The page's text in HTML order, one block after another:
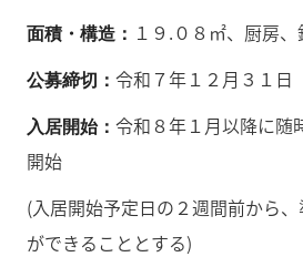
面積・構造： １９.０８㎡、厨房
公募締切： 令和７年１２月３１日
入居開始： 令和８年１月以降に随
開始
(入居開始予定日の２週間前から
ができることとする)